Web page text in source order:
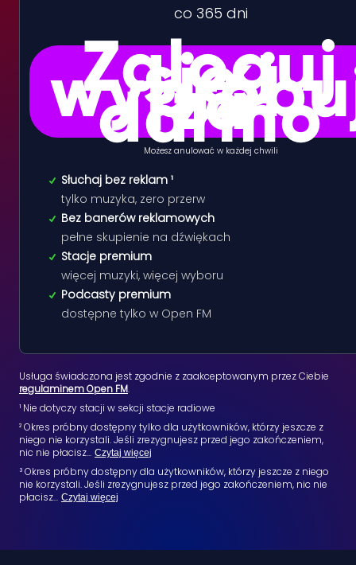
co 365 dni
Zaloguj
się i
za
darmo
Możesz anulować w każdej chwili
Słuchaj bez reklam ¹
tylko muzyka, zero przerw
Bez banerów reklamowych
pełne skupienie na dźwiękach
Stacje premium
więcej muzyki, więcej wyboru
Podcasty premium
dostępne tylko w Open FM
Usługa świadczona jest zgodnie z zaakceptowanym przez Ciebie
regulaminem Open FM.
¹ Nie dotyczy stacji w sekcji stacje radiowe
² Okres próbny dostępny tylko dla użytkowników, którzy jeszcze z
niego nie korzystali. Jeśli zrezygnujesz przed jego zakończeniem,
nic nie płacisz... Czytaj więcej
³ Okres próbny dostępny dla użytkowników, którzy jeszcze z niego
nie korzystali. Jeśli zrezygnujesz przed jego zakończeniem, nic nie
płacisz... Czytaj więcej